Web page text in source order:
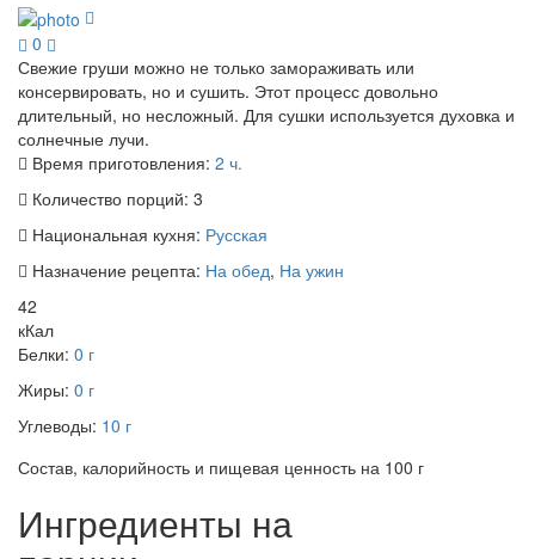
0
Свежие груши можно не только замораживать или
консервировать, но и сушить. Этот процесс довольно
длительный, но несложный. Для сушки используется духовка и
солнечные лучи.
Время приготовления: 2 ч.
Количество порций: 3
Национальная кухня: Русская
Назначение рецепта: На обед, На ужин
42
кКал
Белки: 0 г
Жиры: 0 г
Углеводы: 10 г
Состав, калорийность и пищевая ценность на 100 г
Ингредиенты на